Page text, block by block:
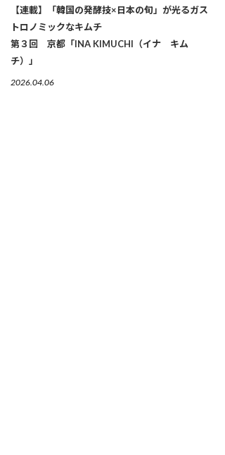
【連載】「韓国の発酵技×日本の旬」が光るガス
トロノミックなキムチ
第３回 京都「INA KIMUCHI（イナ キム
チ）」
2026.04.06